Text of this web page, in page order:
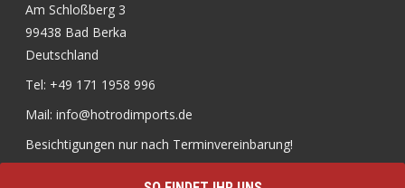
Am Schloßberg 3
99438 Bad Berka
Deutschland
Tel: +49 171 1958 996
Mail: info@hotrodimports.de
Besichtigungen nur nach Terminvereinbarung!